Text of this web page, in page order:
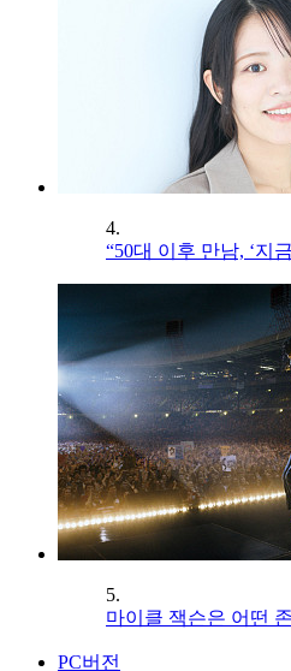
4.
“50대 이후 만남, ‘지
5.
마이클 잭슨은 어떤
PC버전